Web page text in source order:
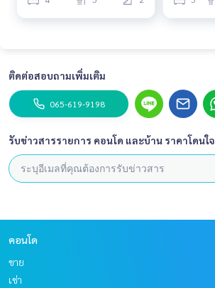
ติดต่อสอบถามเพิ่มเติม
065-619-9198
รับข่าวสารรายการ คอนโด และบ้าน ราคาโดนใจ
คอนโด
ขาย
เช่า